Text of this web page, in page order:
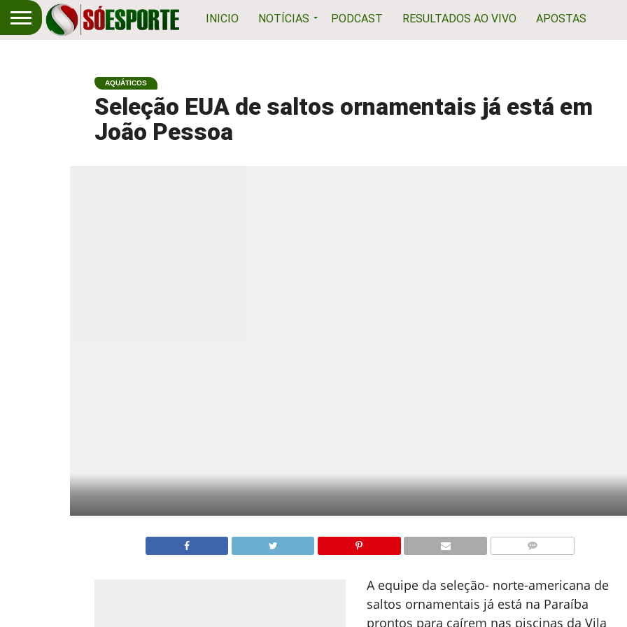
INICIO NOTÍCIAS PODCAST RESULTADOS AO VIVO APOSTAS
AQUÁTICOS
Seleção EUA de saltos ornamentais já está em
João Pessoa
A equipe da seleção- norte-americana de
saltos ornamentais já está na Paraíba
prontos para caírem nas piscinas da Vila